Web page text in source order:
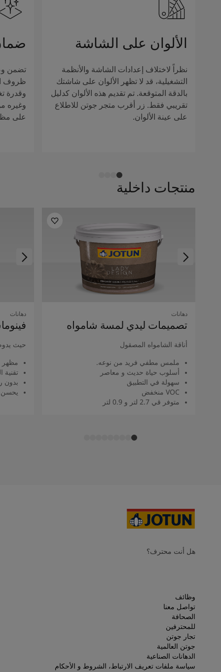
الألوان على الشاشة
نظراً لاختلاف إعدادات الشاشة والأنظمة
التشغيلية، قد لا تظهر الألوان على شاشتك
بالدقة المتوقعة. تم تقديم هذه الألوان كدليل
تقريبي فقط. زر أقرب متجر جوتن للاطلاع
على عينة الألوان.
تضمن
ظروف
وقدرة
وغيره
على
منتجات داخلية
دهانات
تصميمات ليدي لمسة شامواه
أناقة الشامواه المصقول
ملمس مطفي فريد من نوعه.
أسلوب حياة حديث و معاصر
سهولة في التطبيق
VOC منخفض
متوفر قي 2.7 لتر و 0.9 لتر
دهانات
حيث
مظهر
تقنية
بدون
يحسن
هل أنت محترف؟
وظائف
تواصل معنا
الصحافة
للمحترفين
تجار جوتن
جوتن العالمية
الدهانات الصناعية
سياسة ملفات تعريف الارتباط، الشروط و الأحكام